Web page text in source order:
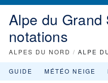
Alpe du Grand
notations
ALPES DU NORD / ALPE
GUIDE MÉTÉO NEIGE